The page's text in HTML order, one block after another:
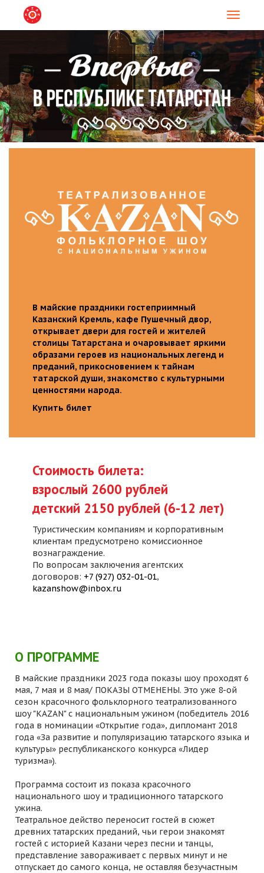
В майские праздники гостеприимный
Казанский Кремль, кафе Пушечный двор,
открывает двери для гостей и жителей
столицы Татарстана и очаровывает яркими
образами героев из национальных легенд и
преданий, прикосновением к тайнам
татарской души, знакомство с культурными
ценностями народа.
Купить билет
Стоимость билета:
взрослый 2600 рублей
детский 2150 рублей (6-12 лет)
Туристическим компаниям и корпоративным
клиентам предусмотрено комиссионное
вознаграждение.
По вопросам заключения агентских
договоров: +7 (927) 032-01-01,
kazanshow@inbox.ru
О ПРОГРАММЕ
В майские праздники 2023 года показы шоу проходят 6
мая, 7 мая и 8 мая/ ПОКАЗЫ ОТМЕНЕНЫ. Это уже 8-ой
сезон красочного фольклорного театрализованного
шоу "KAZAN" с национальным ужином (победитель 2016
года в номинации «Открытие года», дипломант 2018
года «За развитие и популяризацию татарского языка и
культуры» республиканского конкурса «Лидер
туризма»).
Программа состоит из показа красочного
национального шоу и традиционного татарского
ужина.
Театральное действо переносит гостей в сюжет
древних татарских преданий, чьи герои знакомят
гостей с историей Казани через песни и танцы,
представление завораживает с первых минут и не
отпускает до самого конца, не оставляя безучастным